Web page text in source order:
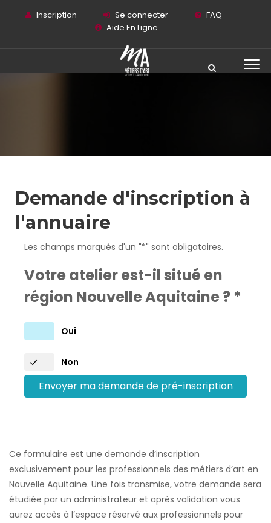
Inscription Se connecter
FAQ
Aide En Ligne
Ce formulaire est une demande d’inscription
exclusivement pour les professionnels des métiers d’art en
Nouvelle Aquitaine. Une fois transmise, votre demande sera
étudiée par un administrateur et après validation vous
aurez accès à l’espace réservé aux professionnels pour
Demande d'inscription à
l'annuaire
Les champs marqués d'un "*" sont obligatoires.
Votre atelier est-il situé en
région Nouvelle Aquitaine ? *
Oui
Non